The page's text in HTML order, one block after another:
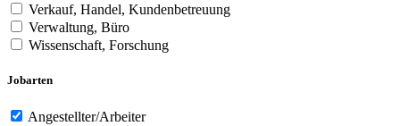
Verkauf, Handel, Kundenbetreuung
Verwaltung, Büro
Wissenschaft, Forschung
Jobarten
Angestellter/Arbeiter